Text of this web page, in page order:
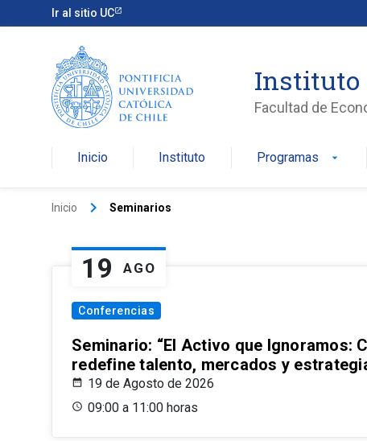
Ir al sitio UC
Instituto
Facultad de
Inicio Instituto Programas arrow_drop_down
Inicio keyboard_arrow_right Seminarios
19 AGO
Conferencias
Seminario: “El Activo que Ignoramos:
redefine talento, mercados y
19 de Agosto de 2026
09:00 a 11:00 horas